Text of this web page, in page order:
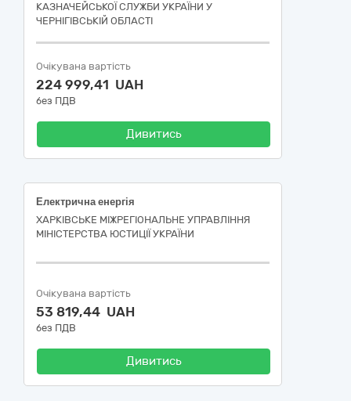
КАЗНАЧЕЙСЬКОЇ СЛУЖБИ УКРАЇНИ У
ЧЕРНІГІВСЬКІЙ ОБЛАСТІ
Очікувана вартість
224 999,41 UAH
без ПДВ
Дивитись
Електрична енергія
ХАРКІВСЬКЕ МІЖРЕГІОНАЛЬНЕ УПРАВЛІННЯ
МІНІСТЕРСТВА ЮСТИЦІЇ УКРАЇНИ
Очікувана вартість
53 819,44 UAH
без ПДВ
Дивитись